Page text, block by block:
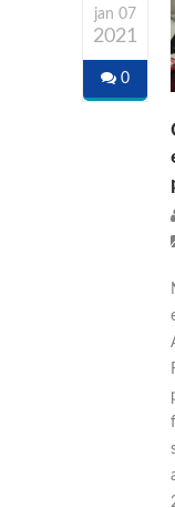
jan 07
2021
0